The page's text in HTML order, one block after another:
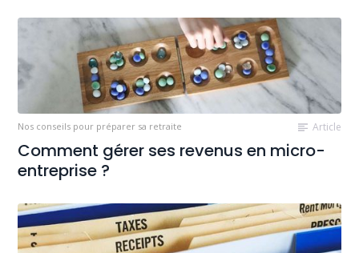
Nos conseils pour préparer sa retraite Article
Comment gérer ses revenus en micro-
entreprise ?